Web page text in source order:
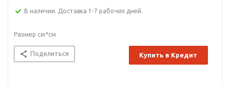
В наличии. Доставка 1-7 рабочих дней.
Размер см*см
Поделиться Купить в Кредит